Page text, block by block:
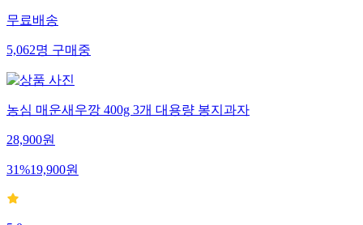
무료배송
5,062명구매중
농심 매운새우깡 400g 3개 대용량 봉지과자
28,900원
31%19,900원